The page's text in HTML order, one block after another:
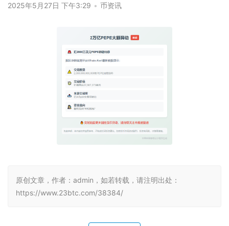
2025年5月27日 下午3:29 • 币资讯
原创文章，作者：admin，如若转载，请注明出处：
https://www.23btc.com/38384/